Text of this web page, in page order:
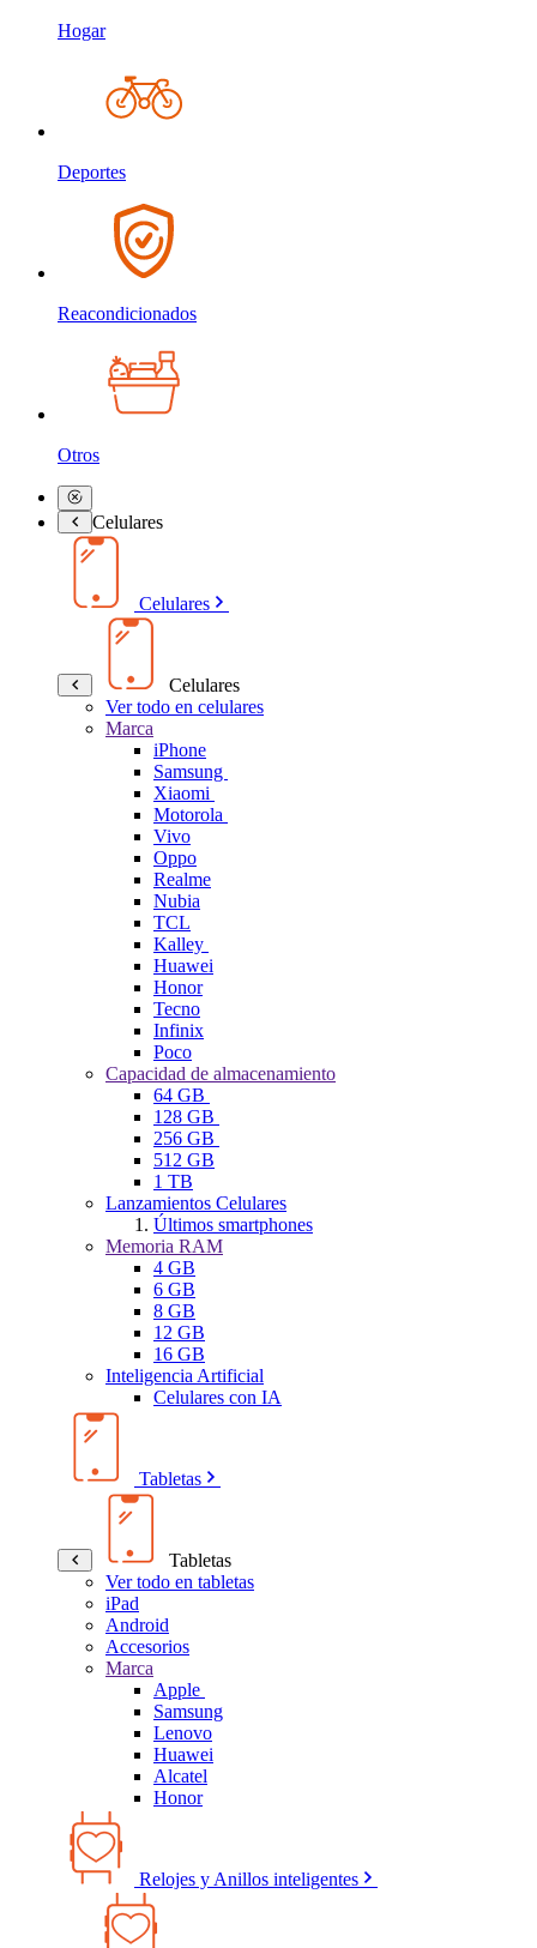
Hogar
Deportes
Reacondicionados
Otros
Celulares
Celulares
Celulares
Ver todo en celulares
Marca
iPhone
Samsung
Xiaomi
Motorola
Vivo
Oppo
Realme
Nubia
TCL
Kalley
Huawei
Honor
Tecno
Infinix
Poco
Capacidad de almacenamiento
64 GB
128 GB
256 GB
512 GB
1 TB
Lanzamientos Celulares
Últimos smartphones
Memoria RAM
4 GB
6 GB
8 GB
12 GB
16 GB
Inteligencia Artificial
Celulares con IA
Tabletas
Tabletas
Ver todo en tabletas
iPad
Android
Accesorios
Marca
Apple
Samsung
Lenovo
Huawei
Alcatel
Honor
Relojes y Anillos inteligentes